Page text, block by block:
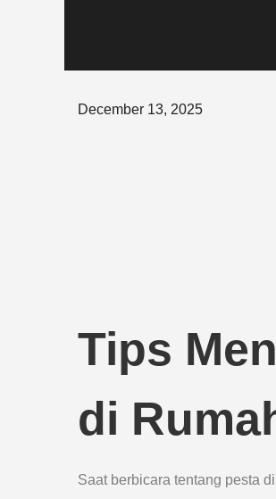
Posted
December 13, 2025
Tips
di
Saat berbicara tentang pesta